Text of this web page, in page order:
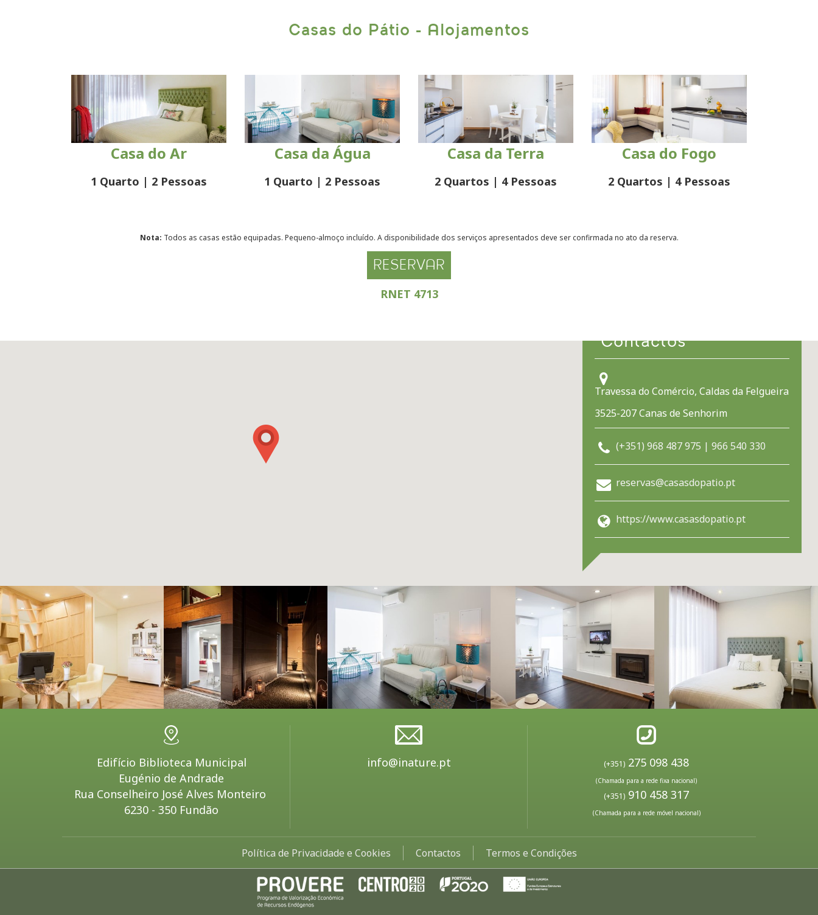
Casas do Pátio - Alojamentos
Casa do Ar
1 Quarto | 2 Pessoas
Casa da Água
1 Quarto | 2 Pessoas
Casa da Terra
2 Quartos | 4 Pessoas
Casa do Fogo
2 Quartos | 4 Pessoas
Nota: Todos as casas estão equipadas. Pequeno-almoço incluído. A disponibilidade dos serviços apresentados deve ser confirmada no ato da reserva.
RESERVAR
RNET 4713
Contactos
Travessa do Comércio, Caldas da Felgueira
3525-207 Canas de Senhorim
(+351) 968 487 975 | 966 540 330
reservas@casasdopatio.pt
https://www.casasdopatio.pt
Edifício Biblioteca Municipal
Eugénio de Andrade
Rua Conselheiro José Alves Monteiro
6230 - 350 Fundão
info@inature.pt (+351) 275 098 438
(Chamada para a rede fixa nacional)
(+351) 910 458 317
(Chamada para a rede móvel nacional)
Política de Privacidade e Cookies Contactos Termos e Condições